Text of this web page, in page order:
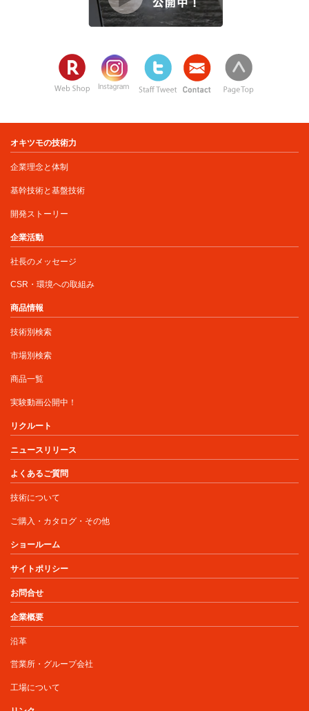
オキツモの技術力
企業理念と体制
基幹技術と基盤技術
開発ストーリー
企業活動
社長のメッセージ
CSR・環境への取組み
商品情報
技術別検索
市場別検索
商品一覧
実験動画公開中！
リクルート
ニュースリリース
よくあるご質問
技術について
ご購入・カタログ・その他
ショールーム
サイトポリシー
お問合せ
企業概要
沿革
営業所・グループ会社
工場について